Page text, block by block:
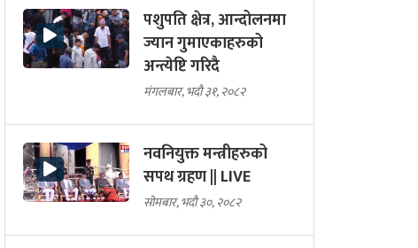
पशुपति क्षेत्र, आन्दोलनमा
ज्यान गुमाएकाहरुको
अन्त्येष्टि गरिदै
मंगलबार, भदौ ३१, २०८२
नवनियुक्त मन्त्रीहरुको
सपथ ग्रहण || LIVE
सोमबार, भदौ ३०, २०८२